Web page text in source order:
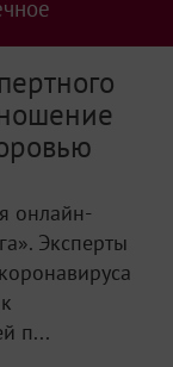
онлайн-
Эксперты
п...